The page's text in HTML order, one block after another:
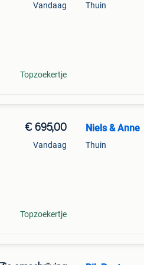
Vandaag
Topzoekertje
Thuin
€ 695,00
Vandaag
Topzoekertje
Niels & Anne
Thuin